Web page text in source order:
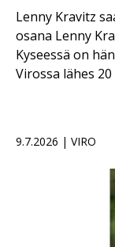
Lenny Kravitz
osana Lenny
Kyseessä on
Virossa lähes 20
9.7.2026 | VIRO